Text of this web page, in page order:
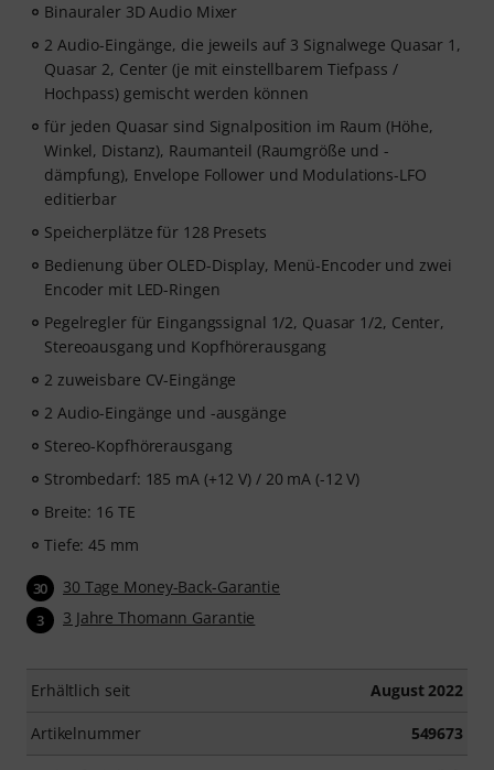
Binauraler 3D Audio Mixer
2 Audio-Eingänge, die jeweils auf 3 Signalwege Quasar 1,
Quasar 2, Center (je mit einstellbarem Tiefpass /
Hochpass) gemischt werden können
für jeden Quasar sind Signalposition im Raum (Höhe,
Winkel, Distanz), Raumanteil (Raumgröße und -
dämpfung), Envelope Follower und Modulations-LFO
editierbar
Speicherplätze für 128 Presets
Bedienung über OLED-Display, Menü-Encoder und zwei
Encoder mit LED-Ringen
Pegelregler für Eingangssignal 1/2, Quasar 1/2, Center,
Stereoausgang und Kopfhörerausgang
2 zuweisbare CV-Eingänge
2 Audio-Eingänge und -ausgänge
Stereo-Kopfhörerausgang
Strombedarf: 185 mA (+12 V) / 20 mA (-12 V)
Breite: 16 TE
Tiefe: 45 mm
30 30 Tage Money-Back-Garantie
3 3 Jahre Thomann Garantie
Erhältlich seit August 2022
Artikelnummer 549673